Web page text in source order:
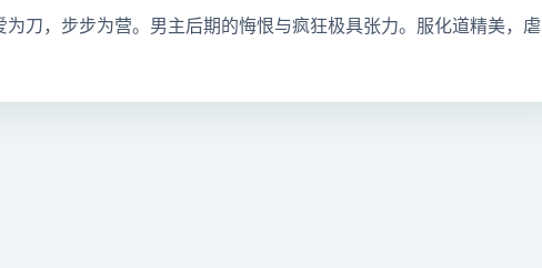
刀，步步为营。男主后期的悔恨与疯狂极具张力。服化道精美，虐